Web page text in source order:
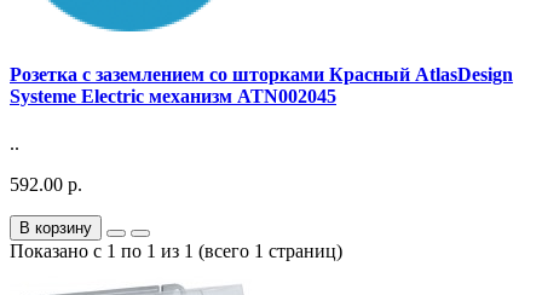
Розетка с заземлением со шторками Красный AtlasDesign
Systeme Electric механизм ATN002045
..
592.00 р.
В корзину
Показано с 1 по 1 из 1 (всего 1 страниц)